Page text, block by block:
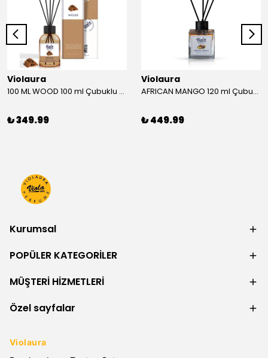
Violaura
100 ML WOOD 100 ml Çubuklu Oda Kokusu
₺ 349.99
Violaura
AFRICAN MANGO 120 ml Çubuklu Oda Kokusu
₺ 449.99
Kurumsal
POPÜLER KATEGORİLER
MÜŞTERİ HİZMETLERİ
Özel sayfalar
Violaura